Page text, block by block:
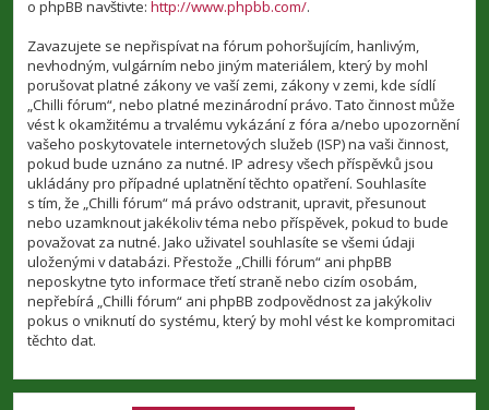
o phpBB navštivte: http://www.phpbb.com/.
Zavazujete se nepřispívat na fórum pohoršujícím, hanlivým,
nevhodným, vulgárním nebo jiným materiálem, který by mohl
porušovat platné zákony ve vaší zemi, zákony v zemi, kde sídlí
„Chilli fórum“, nebo platné mezinárodní právo. Tato činnost může
vést k okamžitému a trvalému vykázání z fóra a/nebo upozornění
vašeho poskytovatele internetových služeb (ISP) na vaši činnost,
pokud bude uznáno za nutné. IP adresy všech příspěvků jsou
ukládány pro případné uplatnění těchto opatření. Souhlasíte
s tím, že „Chilli fórum“ má právo odstranit, upravit, přesunout
nebo uzamknout jakékoliv téma nebo příspěvek, pokud to bude
považovat za nutné. Jako uživatel souhlasíte se všemi údaji
uloženými v databázi. Přestože „Chilli fórum“ ani phpBB
neposkytne tyto informace třetí straně nebo cizím osobám,
nepřebírá „Chilli fórum“ ani phpBB zodpovědnost za jakýkoliv
pokus o vniknutí do systému, který by mohl vést ke kompromitaci
těchto dat.